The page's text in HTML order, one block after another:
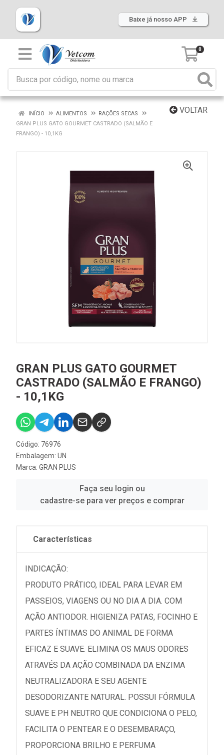
Baixe já nosso APP
0
VOLTAR
INÍCIO ALIMENTOS
RAÇÕES SECAS
GRAN PLUS GATO GOURMET CASTRADO (SALMÃO E
FRANGO) - 10,1KG
GRAN PLUS GATO GOURMET
CASTRADO (SALMÃO E FRANGO)
- 10,1KG
Código: 76976
Embalagem: UN
Marca: GRAN PLUS
Faça seu login ou
cadastre-se para ver preços e comprar
Características
INDICAÇÃO:
PRODUTO PRÁTICO, IDEAL PARA LEVAR EM
PASSEIOS, VIAGENS OU NO DIA A DIA. COM
AÇÃO ANTIODOR. HIGIENIZA PATAS, FOCINHO E
PARTES ÍNTIMAS DO ANIMAL DE FORMA
EFICAZ E SUAVE. ELIMINA OS MAUS ODORES
ATRAVÉS DA AÇÃO COMBINADA DA ENZIMA
NEUTRALIZADORA E SEU AGENTE
DESODORIZANTE NATURAL. POSSUI FÓRMULA
SUAVE E PH NEUTRO QUE CONDICIONA O PELO,
FACILITA O PENTEAR E O DESEMBARAÇO,
PROPORCIONA BRILHO E PERFUMA